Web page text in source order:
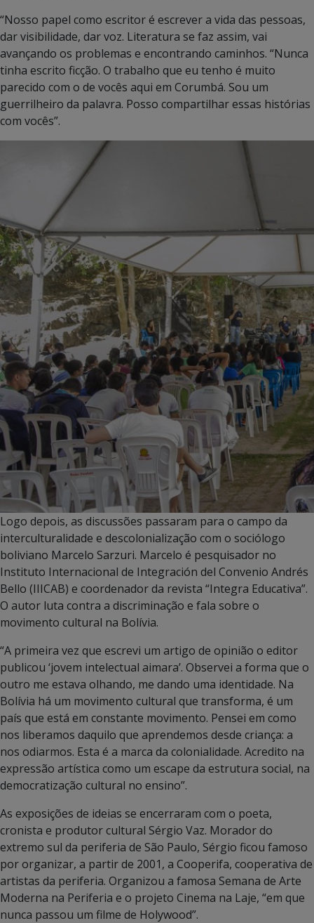
“Nosso papel como escritor é escrever a vida das pessoas,
dar visibilidade, dar voz. Literatura se faz assim, vai
avançando os problemas e encontrando caminhos. “Nunca
tinha escrito ficção. O trabalho que eu tenho é muito
parecido com o de vocês aqui em Corumbá. Sou um
guerrilheiro da palavra. Posso compartilhar essas histórias
com vocês”.
Logo depois, as discussões passaram para o campo da
interculturalidade e descolonialização com o sociólogo
boliviano Marcelo Sarzuri. Marcelo é pesquisador no
Instituto Internacional de Integración del Convenio Andrés
Bello (IIICAB) e coordenador da revista “Integra Educativa”.
O autor luta contra a discriminação e fala sobre o
movimento cultural na Bolívia.
“A primeira vez que escrevi um artigo de opinião o editor
publicou ‘jovem intelectual aimara’. Observei a forma que o
outro me estava olhando, me dando uma identidade. Na
Bolívia há um movimento cultural que transforma, é um
país que está em constante movimento. Pensei em como
nos liberamos daquilo que aprendemos desde criança: a
nos odiarmos. Esta é a marca da colonialidade. Acredito na
expressão artística como um escape da estrutura social, na
democratização cultural no ensino”.
As exposições de ideias se encerraram com o poeta,
cronista e produtor cultural Sérgio Vaz. Morador do
extremo sul da periferia de São Paulo, Sérgio ficou famoso
por organizar, a partir de 2001, a Cooperifa, cooperativa de
artistas da periferia. Organizou a famosa Semana de Arte
Moderna na Periferia e o projeto Cinema na Laje, “em que
nunca passou um filme de Holywood”.